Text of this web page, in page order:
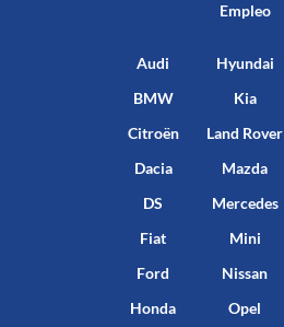
Empleo
Audi
BMW
Citroën
Dacia
DS
Fiat
Ford
Honda
Hyundai
Kia
Land Rover
Mazda
Mercedes
Mini
Nissan
Opel